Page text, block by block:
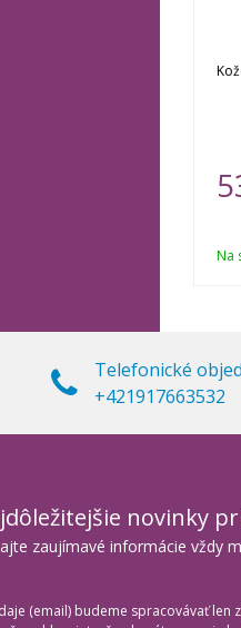
Na
Telefonické
+421917663532
novinky
zaujímavé informácie vždy
(email) budeme spracovávať len